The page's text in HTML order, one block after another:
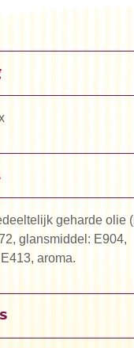
geharde olie
glansmiddel: E904,
aroma.